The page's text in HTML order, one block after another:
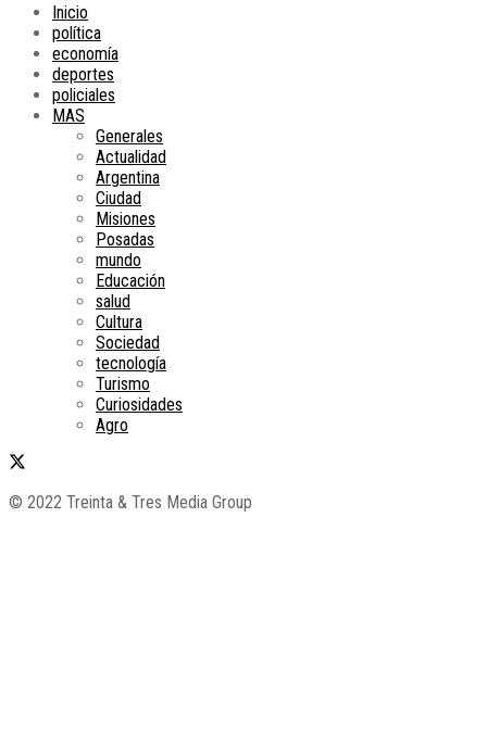
Inicio
política
economía
deportes
policiales
MAS
Generales
Actualidad
Argentina
Ciudad
Misiones
Posadas
mundo
Educación
salud
Cultura
Sociedad
tecnología
Turismo
Curiosidades
Agro
© 2022 Treinta & Tres Media Group